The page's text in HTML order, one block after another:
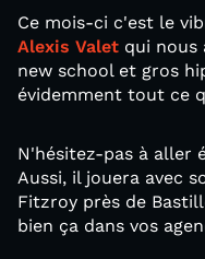
Ce mois-ci c'est le
Alexis Valet qui nous
new school et gros
évidemment tout ce
N'hésitez-pas à aller
Aussi, il jouera avec
Fitzroy près de
bien ça dans vos